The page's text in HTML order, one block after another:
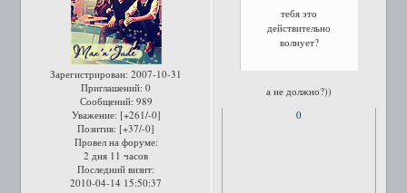
Зарегистрирован: 2007-10-31
Приглашений: 0
Сообщений: 989
Уважение: [+261/-0]
Позитив: [+37/-0]
Провел на форуме:
2 дня 11 часов
Последний визит:
2010-04-14 15:50:37
тебя это
действительно
волнует?
а не должно?))
0